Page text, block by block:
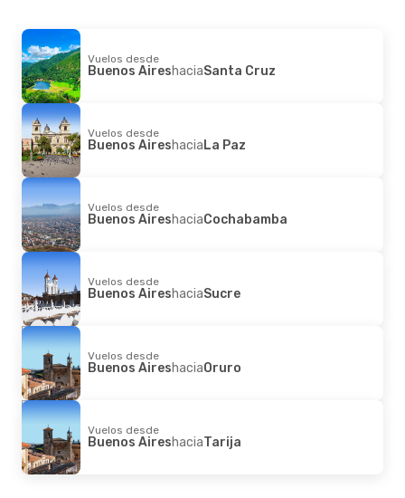
Vuelos desde
Buenos AireshaciaSanta Cruz
Vuelos desde
Buenos AireshaciaLa Paz
Vuelos desde
Buenos AireshaciaCochabamba
Vuelos desde
Buenos AireshaciaSucre
Vuelos desde
Buenos AireshaciaOruro
Vuelos desde
Buenos AireshaciaTarija